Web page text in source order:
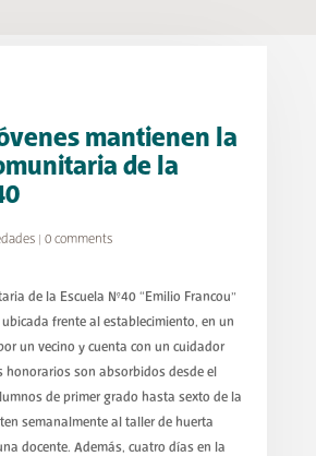
mantienen la
de la
| 0 comments
de la Escuela N°40 “Emilio Francou”
frente al establecimiento, en un
un vecino y cuenta con un cuidador
honorarios son absorbidos desde el
de primer grado hasta sexto de la
semanalmente al taller de huerta
docente. Además, cuatro días en la